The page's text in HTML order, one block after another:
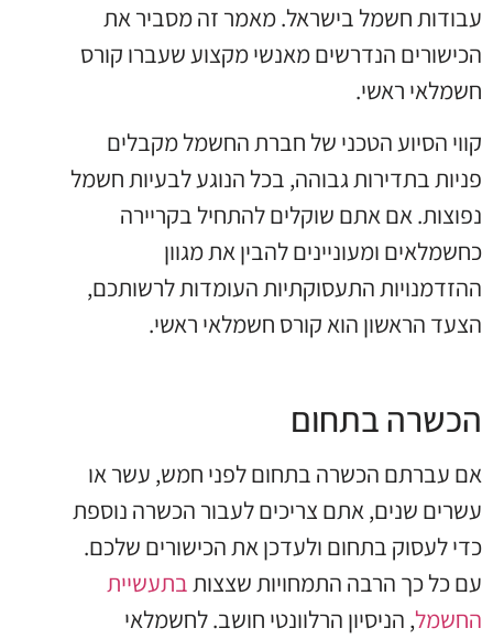
עבודות חשמל בישראל. מאמר זה מסביר את
הכישורים הנדרשים מאנשי מקצוע שעברו קורס
חשמלאי ראשי.
קווי הסיוע הטכני של חברת החשמל מקבלים
פניות בתדירות גבוהה, בכל הנוגע לבעיות חשמל
נפוצות. אם אתם שוקלים להתחיל בקריירה
כחשמלאים ומעוניינים להבין את מגוון
ההזדמנויות התעסוקתיות העומדות לרשותכם,
הצעד הראשון הוא קורס חשמלאי ראשי.
הכשרה בתחום
אם עברתם הכשרה בתחום לפני חמש, עשר או
עשרים שנים, אתם צריכים לעבור הכשרה נוספת
כדי לעסוק בתחום ולעדכן את הכישורים שלכם.
עם כל כך הרבה התמחויות שצצותבתעשיית
החשמל, הניסיון הרלוונטי חושב. לחשמלאי